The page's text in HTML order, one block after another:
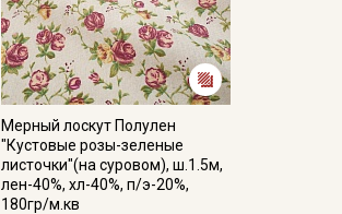
Мерный лоскут Полулен
"Кустовые розы-зеленые
листочки"(на суровом), ш.1.5м,
лен-40%, хл-40%, п/э-20%,
180гр/м.кв